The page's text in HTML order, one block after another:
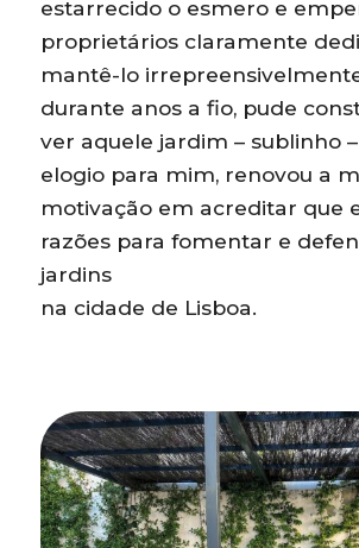
estarrecido o esmero e
proprietários claramente
mantê-lo
durante anos a fio, pude
ver aquele jardim – sublinho
elogio para mim, renovou a
motivação em acreditar que
razões para fomentar e
jardins
na cidade de Lisboa.